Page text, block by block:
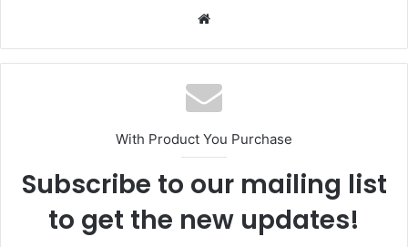
Website
With Product You Purchase
Subscribe to our mailing list
to get the new updates!